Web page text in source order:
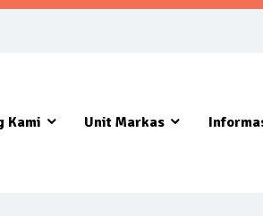
Kami Unit Markas